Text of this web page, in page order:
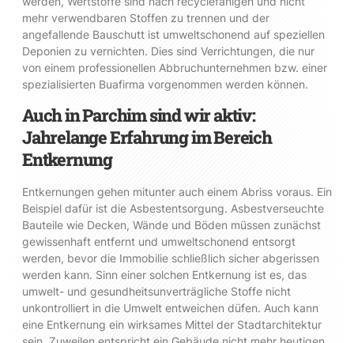
mehr verwendbaren Stoffen zu trennen und der
angefallende Bauschutt ist umweltschonend auf speziellen
Deponien zu vernichten. Dies sind Verrichtungen, die nur
von einem professionellen Abbruchunternehmen bzw. einer
spezialisierten Buafirma vorgenommen werden können.
Auch in Parchim sind wir aktiv:
Jahrelange Erfahrung im Bereich
Entkernung
Entkernungen gehen mitunter auch einem Abriss voraus. Ein
Beispiel dafür ist die Asbestentsorgung. Asbestverseuchte
Bauteile wie Decken, Wände und Böden müssen zunächst
gewissenhaft entfernt und umweltschonend entsorgt
werden, bevor die Immobilie schließlich sicher abgerissen
werden kann. Sinn einer solchen Entkernung ist es, das
umwelt- und gesundheitsunverträgliche Stoffe nicht
unkontrolliert in die Umwelt entweichen düfen. Auch kann
eine Entkernung ein wirksames Mittel der Stadtarchitektur